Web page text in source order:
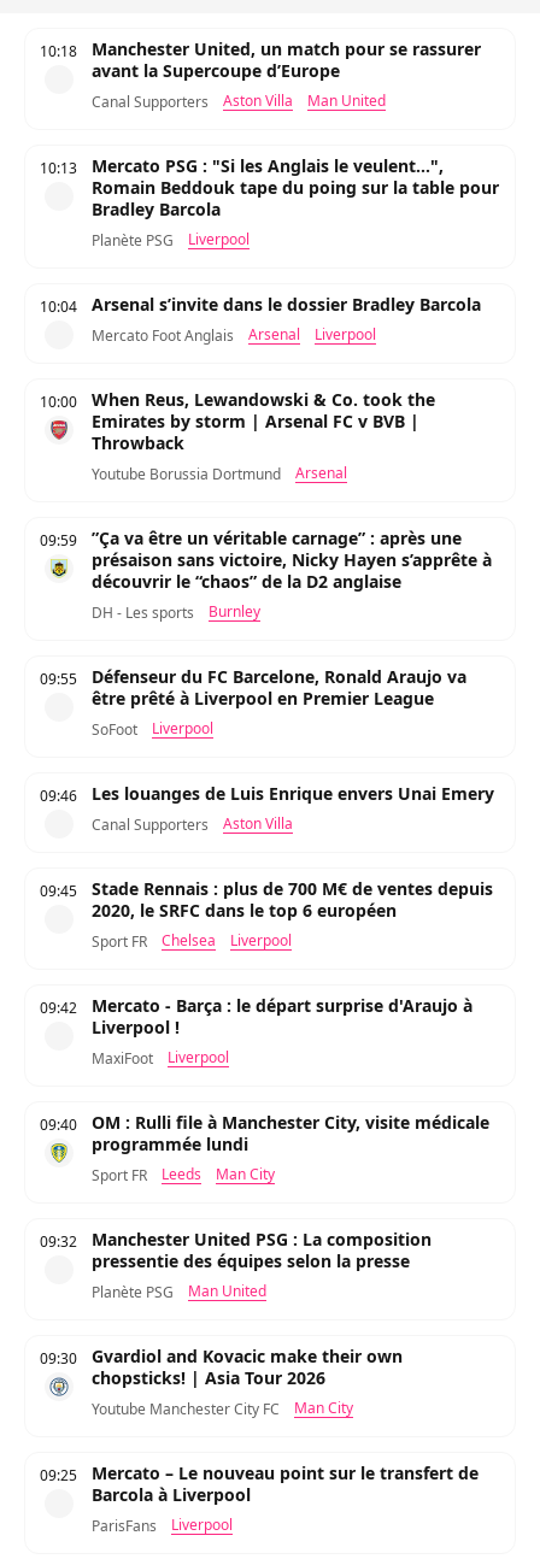
10:18
Manchester United, un match pour se rassurer
avant la Supercoupe d’Europe
Canal Supporters Aston Villa Man United
10:13
Mercato PSG : "Si les Anglais le veulent...",
Romain Beddouk tape du poing sur la table pour
Bradley Barcola
Planète PSG Liverpool
10:04 Arsenal s’invite dans le dossier Bradley Barcola
Mercato Foot Anglais Arsenal Liverpool
10:00
When Reus, Lewandowski & Co. took the
Emirates by storm | Arsenal FC v BVB |
Throwback
Youtube Borussia Dortmund Arsenal
09:59
”Ça va être un véritable carnage” : après une
présaison sans victoire, Nicky Hayen s’apprête à
découvrir le “chaos” de la D2 anglaise
DH - Les sports Burnley
09:55
Défenseur du FC Barcelone, Ronald Araujo va
être prêté à Liverpool en Premier League
SoFoot Liverpool
09:46 Les louanges de Luis Enrique envers Unai Emery
Canal Supporters Aston Villa
09:45
Stade Rennais : plus de 700 M€ de ventes depuis
2020, le SRFC dans le top 6 européen
Sport FR Chelsea Liverpool
09:42
Mercato - Barça : le départ surprise d'Araujo à
Liverpool !
MaxiFoot Liverpool
09:40
OM : Rulli file à Manchester City, visite médicale
programmée lundi
Sport FR Leeds Man City
09:32
Manchester United PSG : La composition
pressentie des équipes selon la presse
Planète PSG Man United
09:30
Gvardiol and Kovacic make their own
chopsticks! | Asia Tour 2026
Youtube Manchester City FC Man City
09:25
Mercato – Le nouveau point sur le transfert de
Barcola à Liverpool
ParisFans Liverpool